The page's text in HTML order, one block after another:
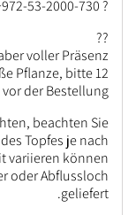
? WhatsApp: +972-53-2000-730
??
voller Präsenz! ?
Pflanze, bitte
der Bestellung.
beachten Sie
Topfes je nach
variieren können.
oder Abflussloch
geliefert.